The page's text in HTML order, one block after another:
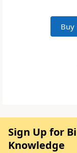
Buy
Sign Up for
Knowledge